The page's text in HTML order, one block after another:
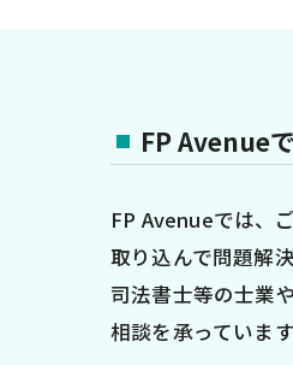
FP Avenue
FP Avenueでは、
取り込んで問題解
司法書士等の士業
相談を承っています